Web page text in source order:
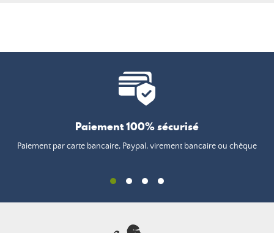
Paiement 100% sécurisé
Paiement par carte bancaire, Paypal, virement bancaire ou chèque